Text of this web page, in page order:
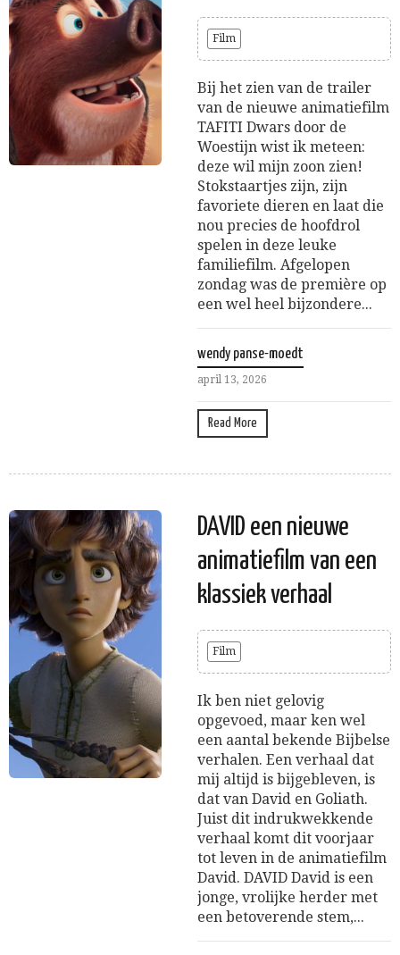
Film
Bij het zien van de trailer
van de nieuwe animatiefilm
TAFITI Dwars door de
Woestijn wist ik meteen:
deze wil mijn zoon zien!
Stokstaartjes zijn, zijn
favoriete dieren en laat die
nou precies de hoofdrol
spelen in deze leuke
familiefilm. Afgelopen
zondag was de première op
een wel heel bijzondere...
wendy panse-moedt
april 13, 2026
Read More
DAVID een nieuwe
animatiefilm van een
klassiek verhaal
Film
Ik ben niet gelovig
opgevoed, maar ken wel
een aantal bekende Bijbelse
verhalen. Een verhaal dat
mij altijd is bijgebleven, is
dat van David en Goliath.
Juist dit indrukwekkende
verhaal komt dit voorjaar
tot leven in de animatiefilm
David. DAVID David is een
jonge, vrolijke herder met
een betoverende stem,...